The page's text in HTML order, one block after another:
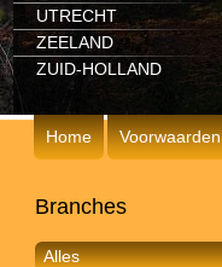
UTRECHT
ZEELAND
ZUID-HOLLAND
Home Voorwaarden
Branches
Alles